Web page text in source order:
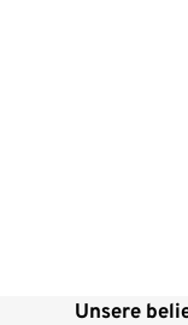
Unsere